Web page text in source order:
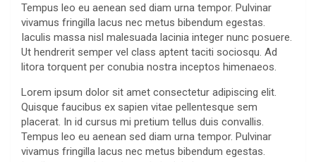
Tempus leo eu aenean sed diam urna tempor. Pulvinar
vivamus fringilla lacus nec metus bibendum egestas.
Iaculis massa nisl malesuada lacinia integer nunc posuere.
Ut hendrerit semper vel class aptent taciti sociosqu. Ad
litora torquent per conubia nostra inceptos himenaeos.
Lorem ipsum dolor sit amet consectetur adipiscing elit.
Quisque faucibus ex sapien vitae pellentesque sem
placerat. In id cursus mi pretium tellus duis convallis.
Tempus leo eu aenean sed diam urna tempor. Pulvinar
vivamus fringilla lacus nec metus bibendum egestas.